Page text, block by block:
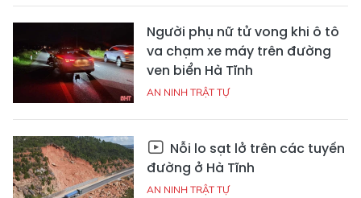
Người phụ nữ tử vong khi ô tô
va chạm xe máy trên đường
ven biển Hà Tĩnh
AN NINH TRẬT TỰ
Nỗi lo sạt lở trên các tuyến
đường ở Hà Tĩnh
AN NINH TRẬT TỰ